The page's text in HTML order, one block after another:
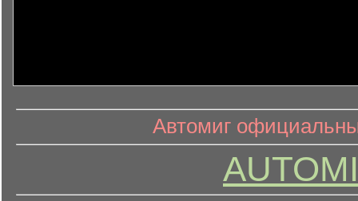
информационный контент
Автомиг